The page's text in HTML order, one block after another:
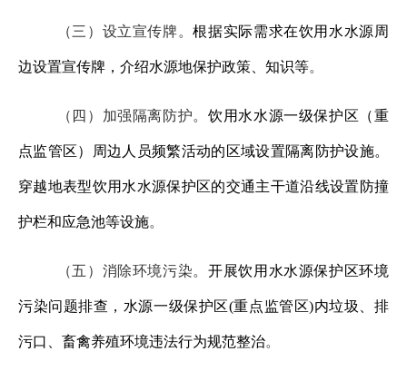
（三）设立宣传牌。根据实际需求在饮用水水源周
边设置宣传牌，介绍水源地保护政策、知识等。
（四）加强隔离防护。饮用水水源一级保护区（重
点监管区）周边人员频繁活动的区域设置隔离防护设施。
穿越地表型饮用水水源保护区的交通主干道沿线设置防撞
护栏和应急池等设施。
（五）消除环境污染。开展饮用水水源保护区环境
污染问题排查，水源一级保护区(重点监管区)内垃圾、排
污口、畜禽养殖环境违法行为规范整治。